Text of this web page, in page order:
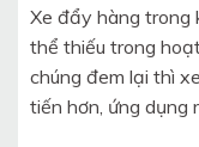
Xe đẩy hàng trong
thể thiếu trong
chúng đem lại thì
tiến hơn, ứng dụng